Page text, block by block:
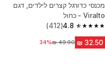
מכנסי כדורגל קצרים לילדים, דגם
Viralto - כחול
4.8
4.8 out of 5 stars from 412 reviews
(412)
מחיר לפני הנחה‏49.90 ₪
34%